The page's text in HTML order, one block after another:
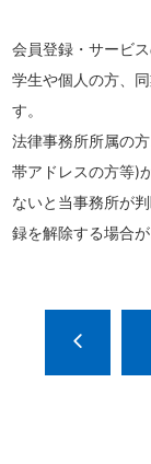
会員登録・サービ
学生や個人の方、
す。
法律事務所所属の
帯アドレスの⽅等)
ないと当事務所が
録を解除する場合